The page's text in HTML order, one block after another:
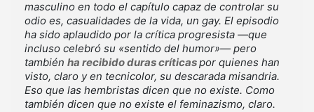
masculino en todo el capítulo capaz de controlar su
odio es, casualidades de la vida, un gay. El episodio
ha sido aplaudido por la crítica progresista —que
incluso celebró su «sentido del humor»— pero
también ha recibido duras críticaspor quienes han
visto, claro y en tecnicolor, su descarada misandria.
Eso que las hembristas dicen que no existe. Como
también dicen que no existe el feminazismo, claro.